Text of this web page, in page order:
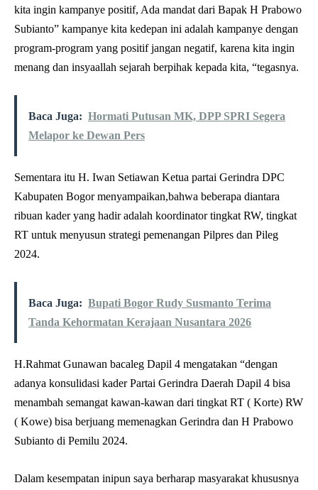
kita ingin kampanye positif, Ada mandat dari Bapak H Prabowo
Subianto” kampanye kita kedepan ini adalah kampanye dengan
program-program yang positif jangan negatif, karena kita ingin
menang dan insyaallah sejarah berpihak kepada kita, “tegasnya.
Baca Juga: Hormati Putusan MK, DPP SPRI Segera
Melapor ke Dewan Pers
Sementara itu H. Iwan Setiawan Ketua partai Gerindra DPC
Kabupaten Bogor menyampaikan,bahwa beberapa diantara
ribuan kader yang hadir adalah koordinator tingkat RW, tingkat
RT untuk menyusun strategi pemenangan Pilpres dan Pileg
2024.
Baca Juga: Bupati Bogor Rudy Susmanto Terima
Tanda Kehormatan Kerajaan Nusantara 2026
H.Rahmat Gunawan bacaleg Dapil 4 mengatakan “dengan
adanya konsulidasi kader Partai Gerindra Daerah Dapil 4 bisa
menambah semangat kawan-kawan dari tingkat RT ( Korte) RW
( Kowe) bisa berjuang memenagkan Gerindra dan H Prabowo
Subianto di Pemilu 2024.
Dalam kesempatan inipun saya berharap masyarakat khususnya